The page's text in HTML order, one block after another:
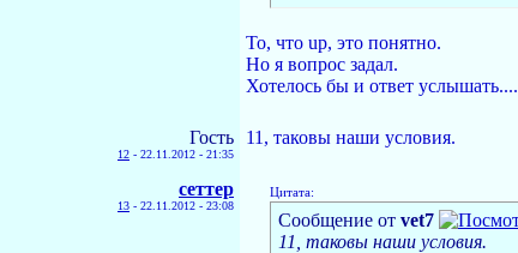
То, что up, это понятно.
Но я вопрос задал.
Хотелось бы и ответ услышать....
Гость
12 - 22.11.2012 - 21:35
11, таковы наши условия.
сеттер
13 - 22.11.2012 - 23:08
Цитата:
Сообщение от vet7
11, таковы наши условия.